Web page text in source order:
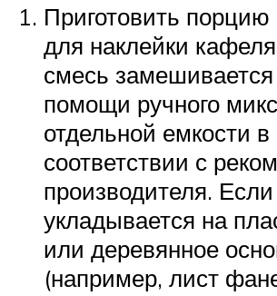
Приготовить порцию
для наклейки
смесь
помощи ручного
отдельной емкости в
соответствии с
производителя.
укладывается на
или деревянное
(например, лист